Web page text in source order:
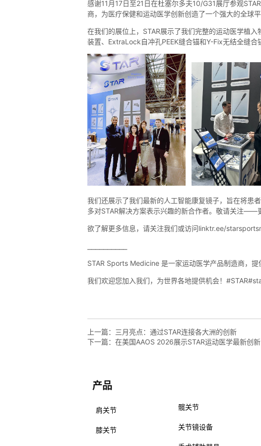
上一篇： 三月亮点：通过STAR连接各大洲的创新
下一篇： 在美国AAOS 2026展示STAR运动医学最新创新
产品
肩关节
膝关节
髋关节
关节镜设备